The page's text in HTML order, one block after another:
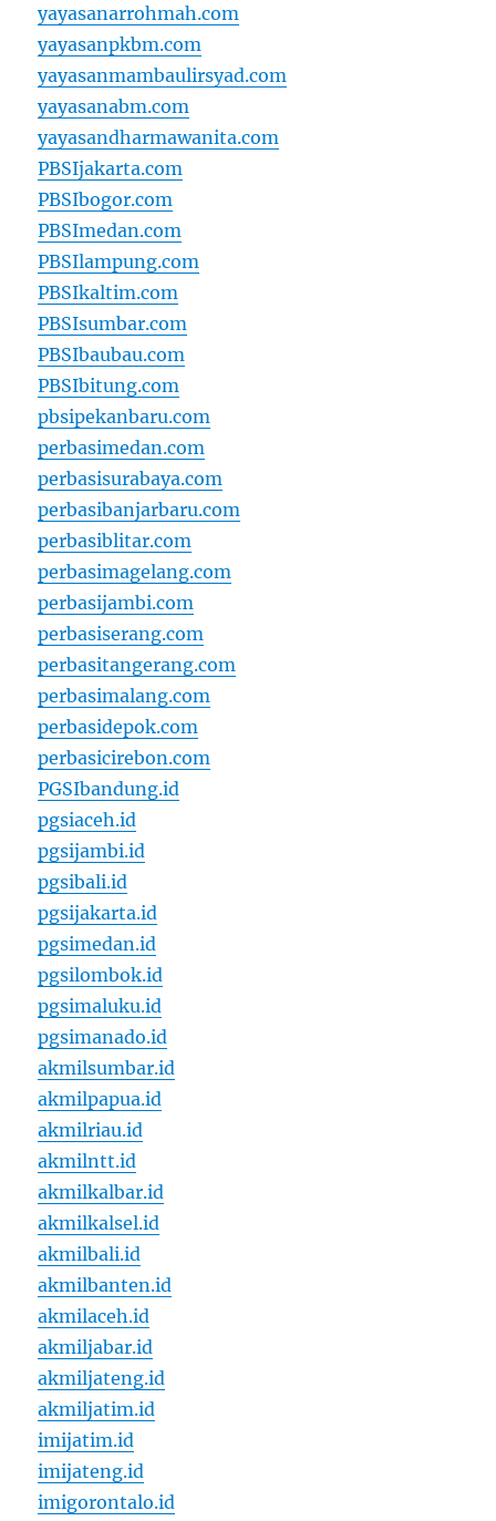
yayasanarrohmah.com
yayasanpkbm.com
yayasanmambaulirsyad.com
yayasanabm.com
yayasandharmawanita.com
PBSIjakarta.com
PBSIbogor.com
PBSImedan.com
PBSIlampung.com
PBSIkaltim.com
PBSIsumbar.com
PBSIbaubau.com
PBSIbitung.com
pbsipekanbaru.com
perbasimedan.com
perbasisurabaya.com
perbasibanjarbaru.com
perbasiblitar.com
perbasimagelang.com
perbasijambi.com
perbasiserang.com
perbasitangerang.com
perbasimalang.com
perbasidepok.com
perbasicirebon.com
PGSIbandung.id
pgsiaceh.id
pgsijambi.id
pgsibali.id
pgsijakarta.id
pgsimedan.id
pgsilombok.id
pgsimaluku.id
pgsimanado.id
akmilsumbar.id
akmilpapua.id
akmilriau.id
akmilntt.id
akmilkalbar.id
akmilkalsel.id
akmilbali.id
akmilbanten.id
akmilaceh.id
akmiljabar.id
akmiljateng.id
akmiljatim.id
imijatim.id
imijateng.id
imigorontalo.id